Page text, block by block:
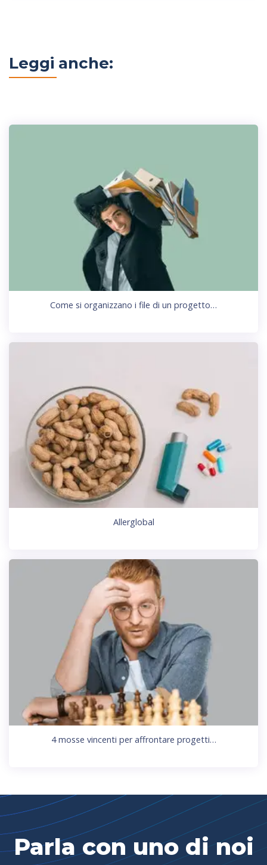
Leggi anche:
Come si organizzano i file di un progetto…
Allerglobal
4 mosse vincenti per affrontare progetti…
Parla con uno di noi